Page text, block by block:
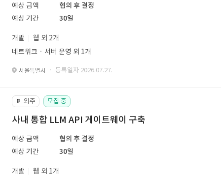
예상 금액
협의 후 결정
예상 기간
30일
개발
웹 외 2개
네트워크ㆍ서버 운영 외 1개
서울특별시 · 등록일자 2026.07.27.
📔 외주 모집 중
사내 통합 LLM API 게이트웨이 구축
예상 금액
협의 후 결정
예상 기간
30일
개발
웹 외 1개